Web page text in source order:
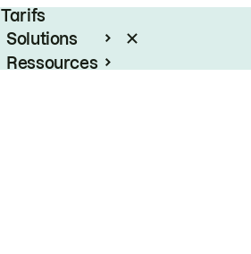
Tarifs
Solutions
Ressources